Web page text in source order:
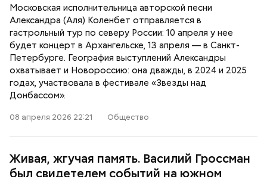
Московская исполнительница авторской песни
Александра (Аля) Коленбет отправляется в
гастрольный тур по северу России: 10 апреля у нее
будет концерт в Архангельске, 13 апреля — в Санкт-
Петербурге. География выступлений Александры
охватывает и Новороссию: она дважды, в 2024 и 2025
годах, участвовала в фестивале «Звезды над
Донбассом».
08 апреля 2026 22:21 Общество
Живая, жгучая память. Василий Гроссман
был свидетелем событий на южном